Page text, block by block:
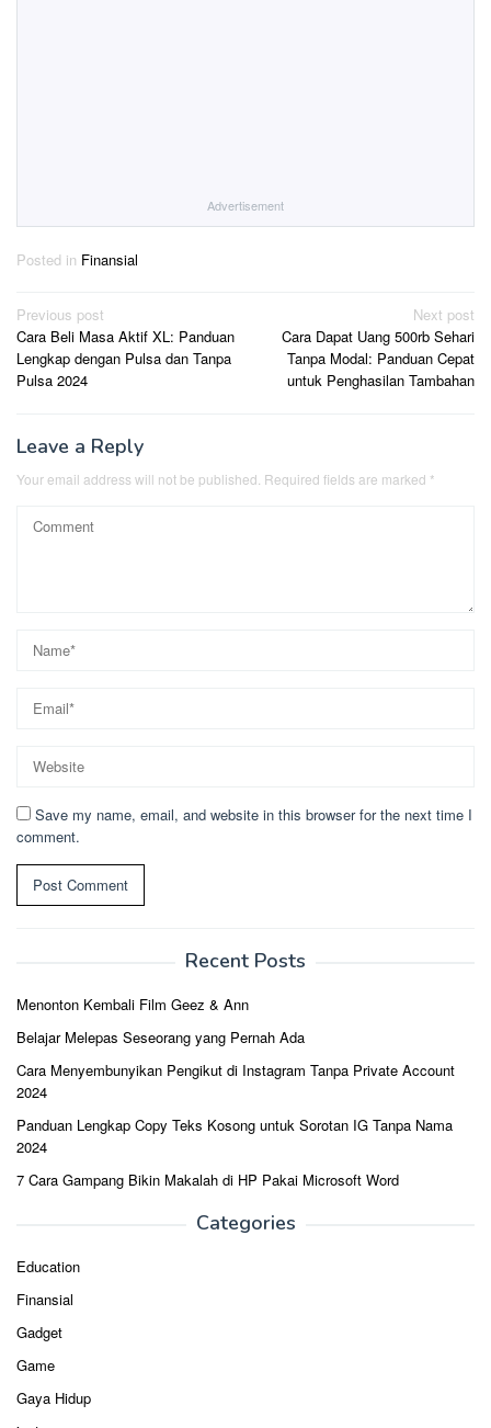
Advertisement
Posted in Finansial
Post
navigation
Previous post
Cara Beli Masa Aktif XL: Panduan
Lengkap dengan Pulsa dan Tanpa
Pulsa 2024
Next post
Cara Dapat Uang 500rb Sehari
Tanpa Modal: Panduan Cepat
untuk Penghasilan Tambahan
Leave a Reply
Your email address will not be published. Required fields are marked *
Save my name, email, and website in this browser for the next time I
comment.
Recent Posts
Menonton Kembali Film Geez & Ann
Belajar Melepas Seseorang yang Pernah Ada
Cara Menyembunyikan Pengikut di Instagram Tanpa Private Account
2024
Panduan Lengkap Copy Teks Kosong untuk Sorotan IG Tanpa Nama
2024
7 Cara Gampang Bikin Makalah di HP Pakai Microsoft Word
Categories
Education
Finansial
Gadget
Game
Gaya Hidup